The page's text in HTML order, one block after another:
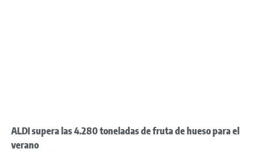
ALDI supera las 4.280 toneladas de fruta de hueso para el
verano